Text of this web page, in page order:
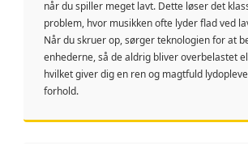
når du spiller meget lavt. Dette løser det
problem, hvor musikken ofte lyder flad ved
Når du skruer op, sørger teknologien for at
enhederne, så de aldrig bliver overbelastet
hvilket giver dig en ren og magtfuld
forhold.